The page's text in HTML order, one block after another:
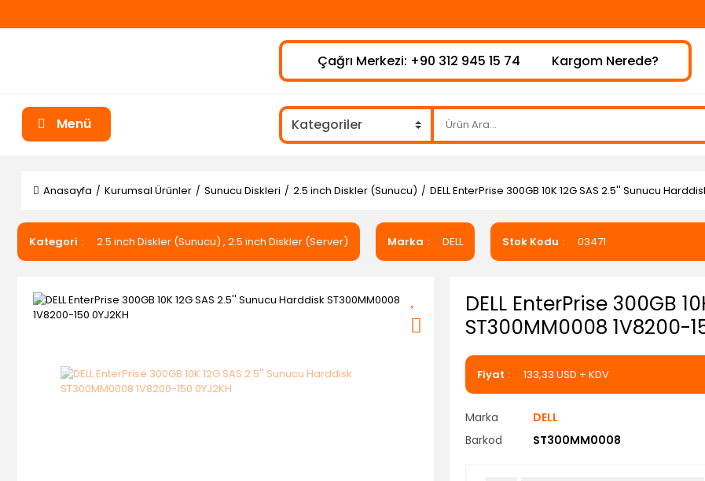
Çağrı Merkezi: +90 312 945 15 74 Kargom Nerede?
Menü
Anasayfa Kurumsal Ürünler Sunucu Diskleri 2.5 inch Diskler (Sunucu) DELL EnterPrise 300GB 10K 12G SAS 2.5'' Sunucu
Kategori 2.5 inch Diskler (Sunucu) , 2.5 inch Diskler (Server) Marka DELL Stok Kodu 03471
DELL EnterPrise 300GB
ST300MM0008 1V8200-
Fiyat 133,33 USD + KDV
Marka DELL
Barkod
ST300MM0008